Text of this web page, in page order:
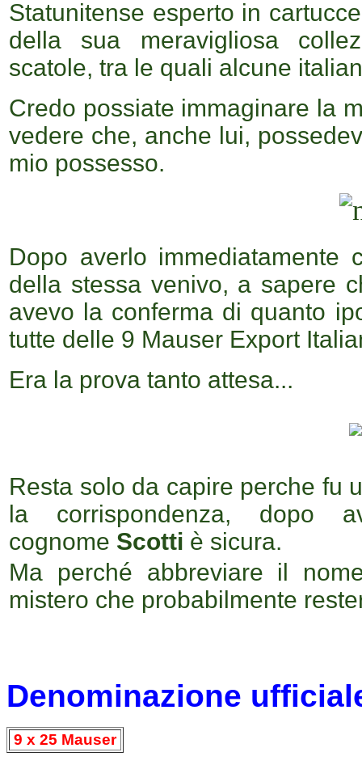
Statunitense esperto in
della sua meravigliosa
scatole, tra le quali alcune
Credo possiate immaginare la
vedere che, anche lui,
mio possesso.
Dopo averlo immediatamente
della stessa venivo, a sapere
avevo la conferma di quanto
tutte delle 9 Mauser Export
Era la prova tanto attesa...
Resta solo da capire perche fu
la corrispondenza,
cognome Scotti è sicura.
Ma perché abbreviare il
mistero che probabilmente
Denominazione
9 x 25 Mauser